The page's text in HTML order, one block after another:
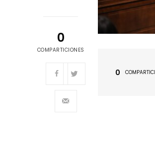
0
COMPARTICIONES
0